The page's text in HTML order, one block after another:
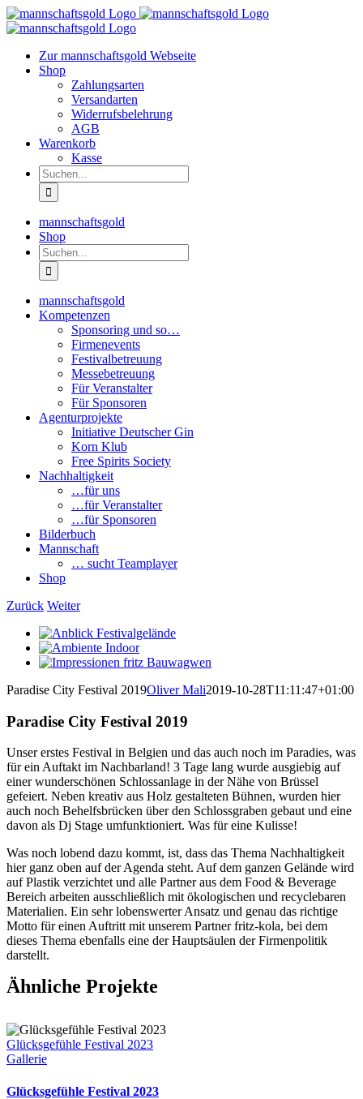
Zum
Inhalt
Zur mannschaftsgold Webseite
Shop
Zahlungsarten
Versandarten
Widerrufsbelehrung
AGB
Warenkorb
Kasse
Suche
nach:
mannschaftsgold
Shop
Suche
nach:
mannschaftsgold
Kompetenzen
Sponsoring und so…
Firmenevents
Festivalbetreuung
Messebetreuung
Für Veranstalter
Für Sponsoren
Agenturprojekte
Initiative Deutscher Gin
Korn Klub
Free Spirits Society
Nachhaltigkeit
…für uns
…für Veranstalter
…für Sponsoren
Bilderbuch
Mannschaft
… sucht Teamplayer
Shop
Zurück Weiter
View
Larger
Image
View
Larger
View
Image
Paradise City Festival 2019Oliver Mali2019-10-28T11:11:47+01:00
Paradise City Festival 2019
Unser erstes Festival in Belgien und das auch noch im Paradies, was
für ein Auftakt im Nachbarland! 3 Tage lang wurde ausgiebig auf
einer wunderschönen Schlossanlage in der Nähe von Brüssel
gefeiert. Neben kreativ aus Holz gestalteten Bühnen, wurden hier
auch noch Behelfsbrücken über den Schlossgraben gebaut und eine
davon als Dj Stage umfunktioniert. Was für eine Kulisse!
Was noch lobend dazu kommt, ist, dass das Thema Nachhaltigkeit
hier ganz oben auf der Agenda steht. Auf dem ganzen Gelände wird
auf Plastik verzichtet und alle Partner aus dem Food & Beverage
Bereich arbeiten ausschließlich mit ökologischen und recyclebaren
Materialien. Ein sehr lobenswerter Ansatz und genau das richtige
Motto für einen Auftritt mit unserem Partner fritz-kola, bei dem
dieses Thema ebenfalls eine der Hauptsäulen der Firmenpolitik
darstellt.
Ähnliche Projekte
Glücksgefühle Festival 2023
Gallerie
Glücksgefühle Festival 2023